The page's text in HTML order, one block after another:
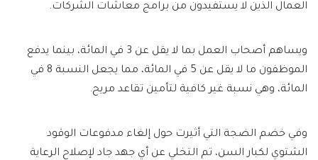
العمال الذين لا يستفيدون من برامج معاشات الشركات.
ويساهم أصحاب العمل بما لا يقل عن 3 في المائة، بينما يدفع
الموظفون ما لا يقل عن 5 في المائة، مما يجعل النسبة 8 في
المائة، وهي نسبة غير كافية لتأمين تقاعد مريح.
وفي خضم الضجة التي أثيرت حول إلغاء مدفوعات الوقود
الشتوي لكبار السن، تم التخلي عن أي جهد جاد لإصلاح الرعاية